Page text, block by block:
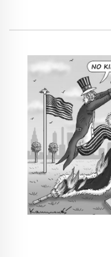
إلى تبنيه
وعلى رأسها نقل
بها عاصمةً
التصويت في
كامالا هاريس،
تجاه قطاع